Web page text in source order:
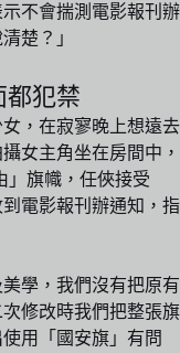
不會揣測電影報刊辦
楚？」
都犯禁
，在寂寥晚上想遠去
女主角坐在房間中，
」旗幟，任俠接受
電影報刊辦通知，指
學，我們沒有把原有
修改時我們把整張旗
用「國安旗」有問